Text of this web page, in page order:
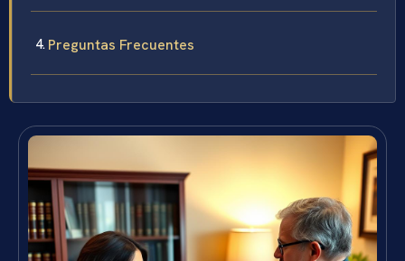
Preguntas Frecuentes